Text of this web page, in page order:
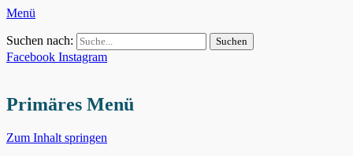
Menü
Suchen nach:
Facebook Instagram
Primäres Menü
Zum Inhalt springen